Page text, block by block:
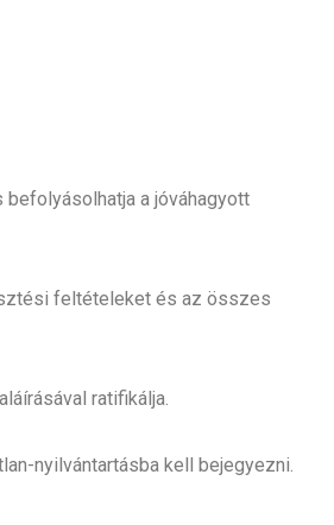
a jóváhagyott
feltételeket és az összes
ratifikálja.
nyilvántartásba kell bejegyezni.